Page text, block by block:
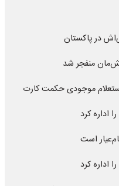
در پاکستان
موجودی حکمت کارت
اداره کرد
است
اداره کرد